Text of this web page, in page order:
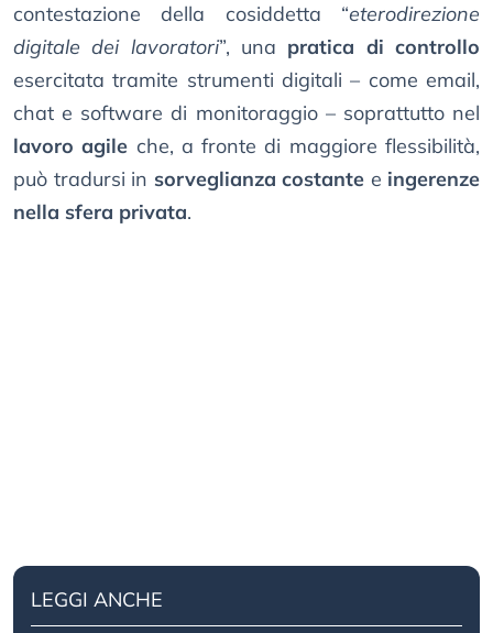
contestazione della cosiddetta “eterodirezione
digitale dei lavoratori”, una pratica di controllo
esercitata tramite strumenti digitali – come email,
chat e software di monitoraggio – soprattutto nel
lavoro agile che, a fronte di maggiore flessibilità,
può tradursi in sorveglianza costante e ingerenze
nella sfera privata.
LEGGI ANCHE